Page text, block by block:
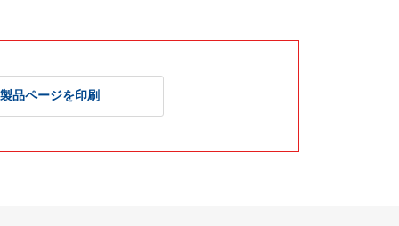
製品ページを印刷